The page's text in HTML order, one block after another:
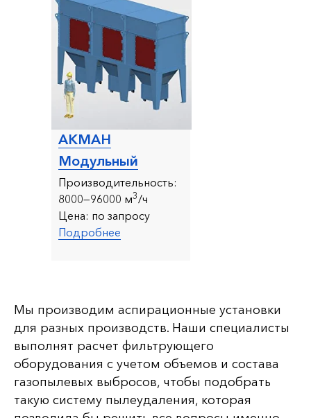
АКМАН
Модульный
Производительность:
8000—96000 м3/ч
Цена: по запросу
Подробнее
Мы производим аспирационные установки
для разных производств. Наши специалисты
выполнят расчет фильтрующего
оборудования с учетом объемов и состава
газопылевых выбросов, чтобы подобрать
такую систему пылеудаления, которая